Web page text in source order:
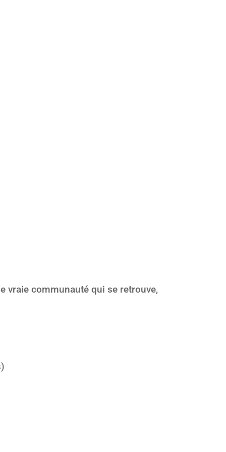
vraie communauté qui se retrouve,